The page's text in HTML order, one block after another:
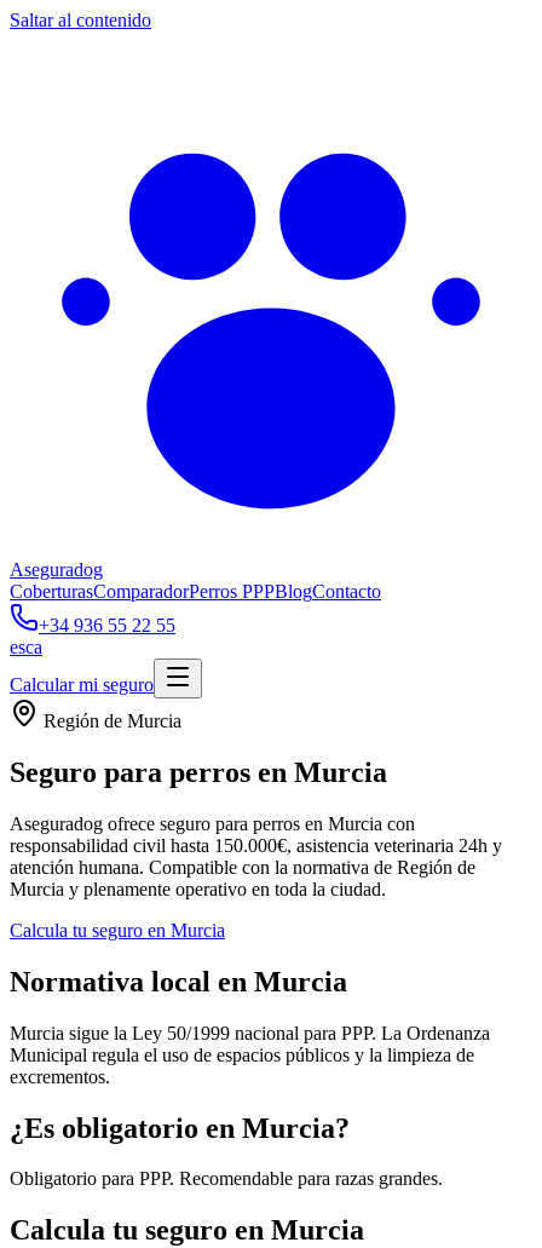
Saltar al contenido
Aseguradog
CoberturasComparadorPerros PPPBlogContacto
+34 936 55 22 55
esca
Calcular mi seguro
Región de Murcia
Seguro para perros en Murcia
Aseguradog ofrece seguro para perros en Murcia con
responsabilidad civil hasta 150.000€, asistencia veterinaria 24h y
atención humana. Compatible con la normativa de Región de
Murcia y plenamente operativo en toda la ciudad.
Calcula tu seguro en Murcia
Normativa local en Murcia
Murcia sigue la Ley 50/1999 nacional para PPP. La Ordenanza
Municipal regula el uso de espacios públicos y la limpieza de
excrementos.
¿Es obligatorio en Murcia?
Obligatorio para PPP. Recomendable para razas grandes.
Calcula tu seguro en Murcia